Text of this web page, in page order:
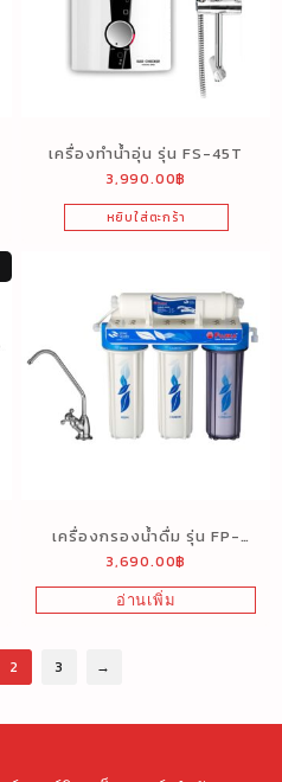
เครื่องทำน้ำอุ่น รุ่น FS-45T
3,990.00฿
หยิบใส่ตะกร้า
เครื่องกรองน้ำดื่ม รุ่น FP-
449F (4 ขั้นตอน)
3,690.00฿
อ่านเพิ่ม
2 3 →